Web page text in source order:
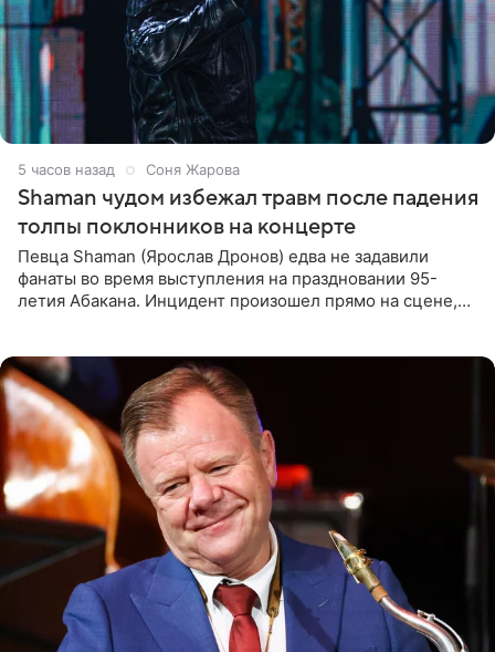
5 часов назад Соня Жарова
Shaman чудом избежал травм после падения
толпы поклонников на концерте
Певца Shaman (Ярослав Дронов) едва не задавили
фанаты во время выступления на праздновании 95-
летия Абакана. Инцидент произошел прямо на сцене,